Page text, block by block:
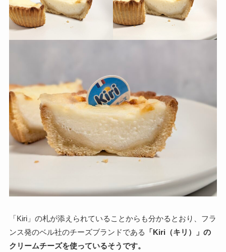
「Kiri」の札が添えられていることからも分かるとおり、フラ
ンス発のベル社のチーズブランドである
「Kiri（キリ）」の
クリームチーズを使っているそうです。